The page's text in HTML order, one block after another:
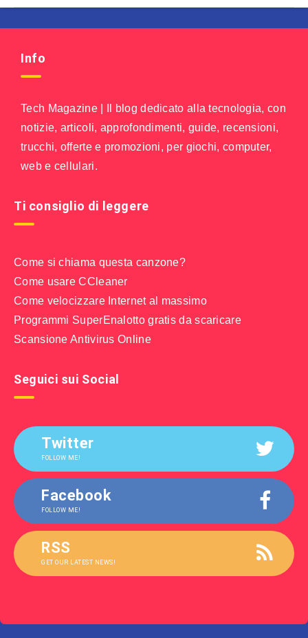
Info
Tech Magazine | Il blog dedicato alla tecnologia, con
notizie, articoli, approfondimenti, guide, recensioni,
trucchi, offerte e promozioni, per giochi, computer,
web e cellulari.
Ti consiglio di leggere
Come si chiama questa canzone?
Come usare CCleaner
Come velocizzare Internet al massimo
Programmi SuperEnalotto gratis da scaricare
Scansione Antivirus Online
Seguici sui Social
Twitter
FOLLOW ME!
Facebook
FOLLOW ME!
RSS
GET OUR LATEST NEWS!